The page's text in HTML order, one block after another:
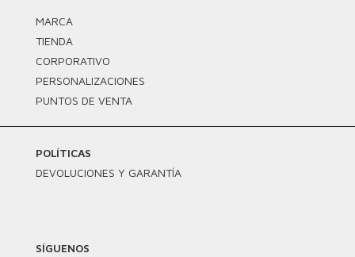
MARCA
TIENDA
CORPORATIVO
PERSONALIZACIONES
PUNTOS DE VENTA
POLÍTICAS
DEVOLUCIONES Y GARANTÍA
SÍGUENOS